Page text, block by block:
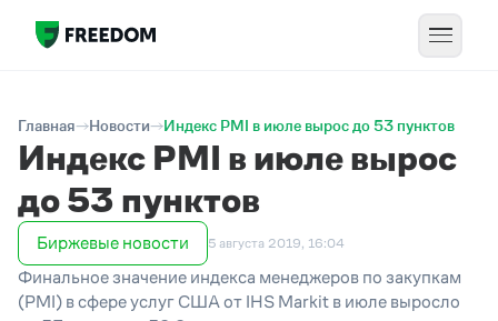
Главная Новости Индекс PMI в июле вырос до 53 пунктов
Индекс PMI в июле вырос
до 53 пунктов
Биржевые новости 5 августа 2019, 16:04
Финальное значение индекса менеджеров по закупкам
(PMI) в сфере услуг США от IHS Markit в июле выросло